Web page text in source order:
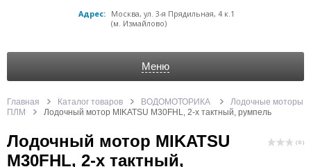
Адрес:
Москва, ул. 3-я Прядильная, 4 к.1
(м. Измайлово)
Меню
Главная Каталог товаров ВОДОМОТОРИКА
Лодочные моторы
ПЛМ
Лодочный мотор MIKATSU M30FHL, 2-х тактный, румпель
Лодочный мотор MIKATSU
M30FHL, 2-х тактный,
( 0 )